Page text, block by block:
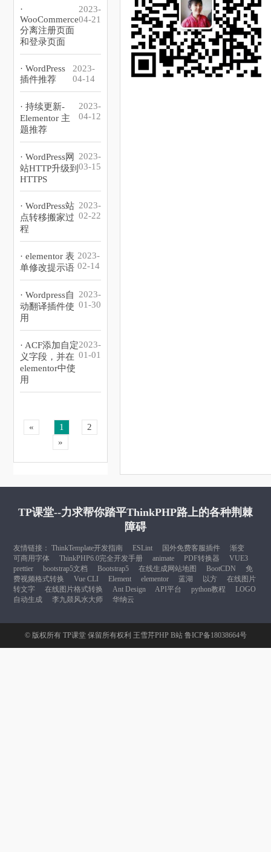
·
WooCommerce
分离注册页面
和登录页面
2023-
04-21
· WordPress
插件推荐
2023-
04-14
· 持续更新-
Elementor 主
题推荐
2023-
04-12
· WordPress网
站HTTP升级到
HTTPS
2023-
03-15
· WordPress站
点转移搬家过
程
2023-
02-22
· elementor 表
单修改提示语
2023-
02-14
· Wordpress自
动翻译插件使
用
2023-
01-30
· ACF添加自定
义字段，并在
elementor中使
用
2023-
01-01
« 1
2
»
TP课堂--力求帮你踏平ThinkPHP路上的各种荆棘
障碍
友情链接：ThinkTemplate开发指南 ESLint 国外免费客服插件
渐变
可商用字体
ThinkPHP6.0完全开发手册 animate PDF转换器
VUE3
prettier
bootstrap5文档 Bootstrap5 在线生成网站地图 BootCDN
免
费视频格式转换
Vue CLI Element elementor 蓝湖 以方
在线图片
转文字
在线图片格式转换 Ant Design API平台 python教程
LOGO
自动生成
李九燚风水大师 华纳云
© 版权所有 TP课堂保留所有权利 王雪芹PHP B站 鲁ICP备18038664号